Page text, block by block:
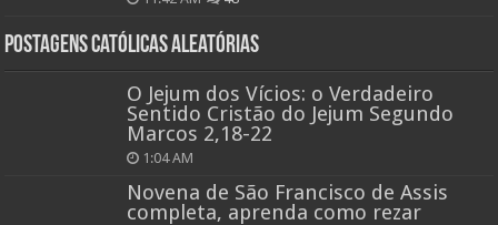
Postagens católicas aleatórias
O Jejum dos Vícios: o Verdadeiro
Sentido Cristão do Jejum Segundo
Marcos 2,18-22
1:04 AM
Novena de São Francisco de Assis
completa, aprenda como rezar